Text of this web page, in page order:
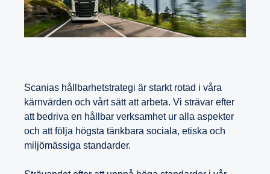
Scanias hållbarhetstrategi är starkt rotad i våra
kärnvärden och vårt sätt att arbeta. Vi strävar efter
att bedriva en hållbar verksamhet ur alla aspekter
och att följa högsta tänkbara sociala, etiska och
miljömässiga standarder.